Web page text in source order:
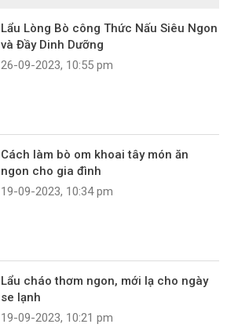
Lẩu Lòng Bò công Thức Nấu Siêu Ngon
và Đầy Dinh Dưỡng
26-09-2023, 10:55 pm
Cách làm bò om khoai tây món ăn
ngon cho gia đình
19-09-2023, 10:34 pm
Lẩu cháo thơm ngon, mới lạ cho ngày
se lạnh
19-09-2023, 10:21 pm